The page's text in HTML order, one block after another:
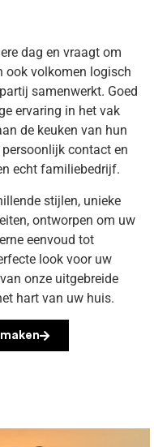
dag en vraagt om
ook volkomen logisch
samenwerkt. Goed
ervaring in het vak
de keuken van hun
contact en
echt familiebedrijf.
stijlen, unieke
ontworpen om uw
eenvoud tot
look voor uw
onze uitgebreide
hart van uw huis.